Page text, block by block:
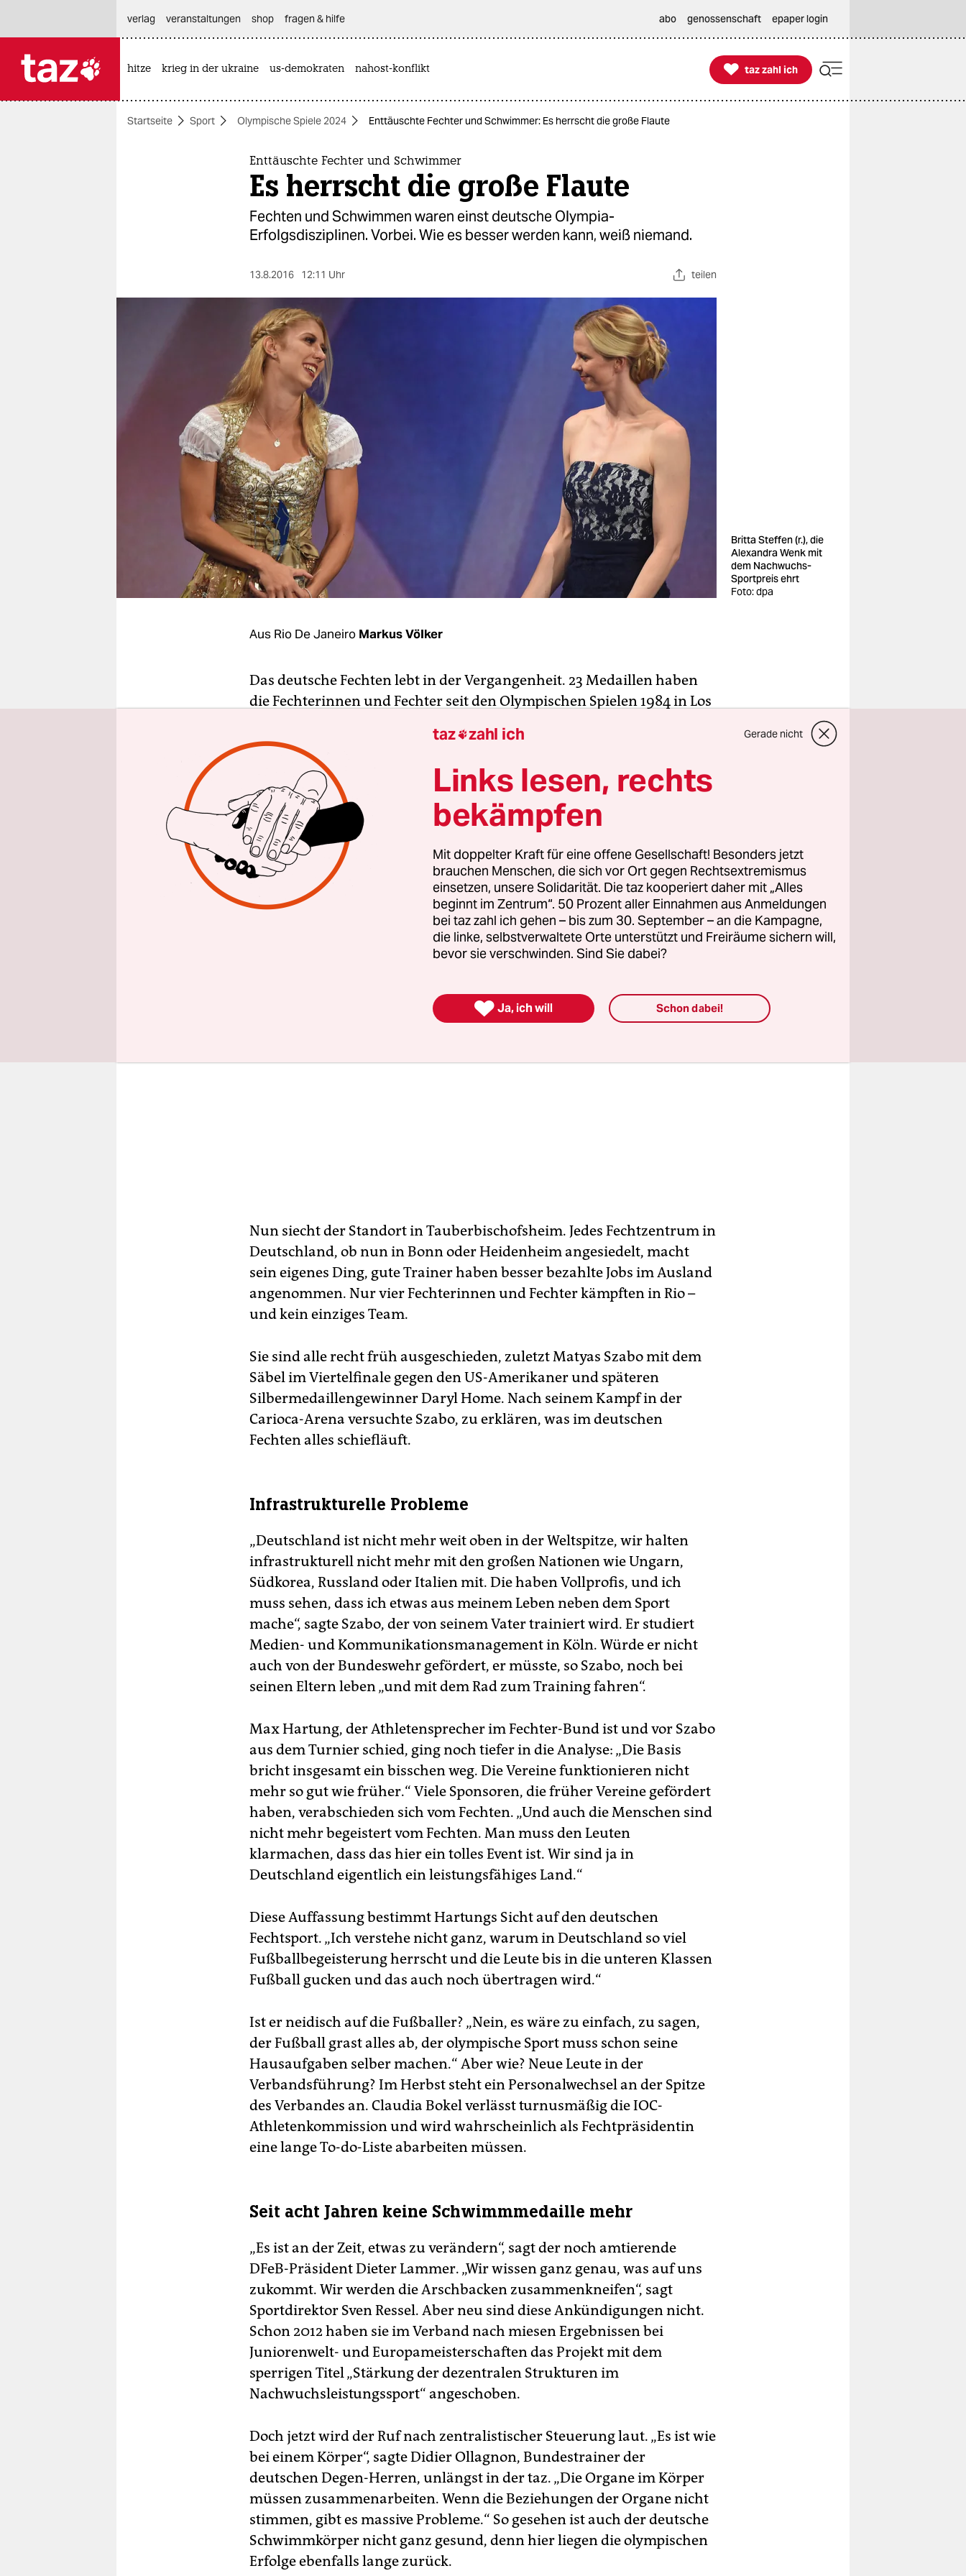
themen
wahrheit
fragen & hilfe
unterstützen
verlag
veranstaltungen shop fragen & hilfe abo genossenschaft epaper login
hitze krieg in der ukraine us-demokraten nahost-konflikt 
taz zahl ich
taz zahl ich
Startseite Sport Olympische Spiele 2024 Enttäuschte Fechter und Schwimmer: Es herrscht die große Flaute
Enttäuschte Fechter und Schwimmer
Es herrscht die große Flaute
Fechten und Schwimmen waren einst deutsche Olympia-
Erfolgsdisziplinen. Vorbei. Wie es besser werden kann, weiß niemand.
13.8.2016 12:11 Uhr teilen
Britta Steffen (r.), die
Alexandra Wenk mit
dem Nachwuchs-
Sportpreis ehrt
Foto: dpa
Aus Rio De Janeiro Markus Völker
Das deutsche Fechten lebt in der Vergangenheit. 23 Medaillen haben
die Fechterinnen und Fechter seit den Olympischen Spielen 1984 in Los
kennt: Anja Fichtel, Matthias Beer und Sabine Bau, Arnd Schmitt,
Alexander Pusch, Imke Duplitzer und Britta Heidemann.
Aber jetzt in Rio haben sie keine einzige Medaille gewonnen.
Tauberbischofsheim, wo Emil Beck seit den siebziger Jahren seine
Schützlinge auf der Planche triezte und nebenher mit dem Riecher
eines Kleinkriminellen ein Fechtimperium von Weltruf aus dem Boden
stampfte, hatte einst bei der Konkurrenz einen Ruf wie Donnerhall.
Fechten, das war eine sichere Medaillenbank – so wie Kanu,
Nun siecht der Standort in Tauberbischofsheim. Jedes Fechtzentrum in
Deutschland, ob nun in Bonn oder Heidenheim angesiedelt, macht
sein eigenes Ding, gute Trainer haben besser bezahlte Jobs im Ausland
angenommen. Nur vier Fechterinnen und Fechter kämpften in Rio –
und kein einziges Team.
Sie sind alle recht früh ausgeschieden, zuletzt Matyas Szabo mit dem
Säbel im Viertelfinale gegen den US-Amerikaner und späteren
Silbermedaillengewinner Daryl Home. Nach seinem Kampf in der
Carioca-Arena versuchte Szabo, zu erklären, was im deutschen
Fechten alles schiefläuft.
Infrastrukturelle Probleme
„Deutschland ist nicht mehr weit oben in der Weltspitze, wir halten
infrastrukturell nicht mehr mit den großen Nationen wie Ungarn,
Südkorea, Russland oder Italien mit. Die haben Vollprofis, und ich
muss sehen, dass ich etwas aus meinem Leben neben dem Sport
mache“, sagte Szabo, der von seinem Vater trainiert wird. Er studiert
Medien- und Kommunikationsmanagement in Köln. Würde er nicht
auch von der Bundeswehr gefördert, er müsste, so Szabo, noch bei
seinen Eltern leben „und mit dem Rad zum Training fahren“.
Max Hartung, der Athletensprecher im Fechter-Bund ist und vor Szabo
aus dem Turnier schied, ging noch tiefer in die Analyse: „Die Basis
bricht insgesamt ein bisschen weg. Die Vereine funktionieren nicht
mehr so gut wie früher.“ Viele Sponsoren, die früher Vereine gefördert
haben, verabschieden sich vom Fechten. „Und auch die Menschen sind
nicht mehr begeistert vom Fechten. Man muss den Leuten
klarmachen, dass das hier ein tolles Event ist. Wir sind ja in
Deutschland eigentlich ein leistungsfähiges Land.“
Diese Auffassung bestimmt Hartungs Sicht auf den deutschen
Fechtsport. „Ich verstehe nicht ganz, warum in Deutschland so viel
Fußballbegeisterung herrscht und die Leute bis in die unteren Klassen
Fußball gucken und das auch noch übertragen wird.“
Ist er neidisch auf die Fußballer? „Nein, es wäre zu einfach, zu sagen,
der Fußball grast alles ab, der olympische Sport muss schon seine
Hausaufgaben selber machen.“ Aber wie? Neue Leute in der
Verbandsführung? Im Herbst steht ein Personalwechsel an der Spitze
des Verbandes an. Claudia Bokel verlässt turnusmäßig die IOC-
Athletenkommission und wird wahrscheinlich als Fechtpräsidentin
eine lange To-do-Liste abarbeiten müssen.
Seit acht Jahren keine Schwimmmedaille mehr
„Es ist an der Zeit, etwas zu verändern“, sagt der noch amtierende
DFeB-Präsident Dieter Lammer. „Wir wissen ganz genau, was auf uns
zukommt. Wir werden die Arschbacken zusammenkneifen“, sagt
Sportdirektor Sven Ressel. Aber neu sind diese Ankündigungen nicht.
Schon 2012 haben sie im Verband nach miesen Ergebnissen bei
Juniorenwelt- und Europameisterschaften das Projekt mit dem
sperrigen Titel „Stärkung der dezentralen Strukturen im
Nachwuchsleistungssport“ angeschoben.
Doch jetzt wird der Ruf nach zentralistischer Steuerung laut. „Es ist wie
bei einem Körper“, sagte Didier Ollagnon, Bundestrainer der
deutschen Degen-Herren, unlängst in der taz. „Die Organe im Körper
müssen zusammenarbeiten. Wenn die Beziehungen der Organe nicht
stimmen, gibt es massive Pro­bleme.“ So gesehen ist auch der deutsche
Schwimmkörper nicht ganz gesund, denn hier liegen die olympischen
Erfolge ebenfalls lange zurück.
taz zahl ich Gerade nicht
Links lesen, rechts
bekämpfen
Mit doppelter Kraft für eine offene Gesellschaft! Besonders jetzt
brauchen Menschen, die sich vor Ort gegen Rechtsextremismus
einsetzen, unsere Solidarität. Die taz kooperiert daher mit „Alles
beginnt im Zentrum“. 50 Prozent aller Einnahmen aus Anmeldungen
bei taz zahl ich gehen – bis zum 30. September – an die Kampagne,
die linke, selbstverwaltete Orte unterstützt und Freiräume sichern will,
bevor sie verschwinden. Sind Sie dabei?
 Ja, ich will Schon dabei!